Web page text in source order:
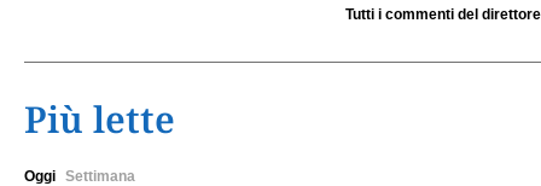
Tutti i commenti del direttore
Più lette
Oggi Settimana